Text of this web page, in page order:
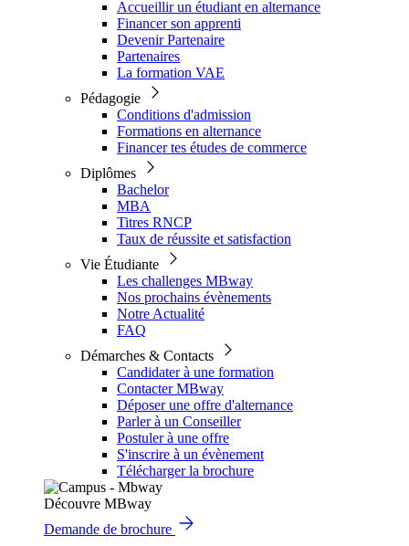
Accueillir un étudiant en alternance
Financer son apprenti
Devenir Partenaire
Partenaires
La formation VAE
Pédagogie
Conditions d'admission
Formations en alternance
Financer tes études de commerce
Diplômes
Bachelor
MBA
Titres RNCP
Taux de réussite et satisfaction
Vie Étudiante
Les challenges MBway
Nos prochains évènements
Notre Actualité
FAQ
Démarches & Contacts
Candidater à une formation
Contacter MBway
Déposer une offre d'alternance
Parler à un Conseiller
Postuler à une offre
S'inscrire à un évènement
Télécharger la brochure
Découvre MBway
Demande de brochure